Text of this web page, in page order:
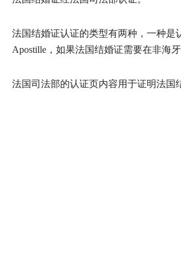
法国结婚证认证的类型有两种，一种是
Apostille，如果法国结婚证需要在非海
法国司法部的认证页内容用于证明法国